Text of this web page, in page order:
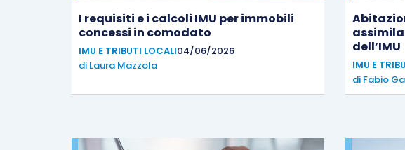
I requisiti e i calcoli IMU per immobili
concessi in comodato
IMU E TRIBUTI LOCALI04/06/2026
di Laura Mazzola
dell’IMU
IMU E
di Fabio